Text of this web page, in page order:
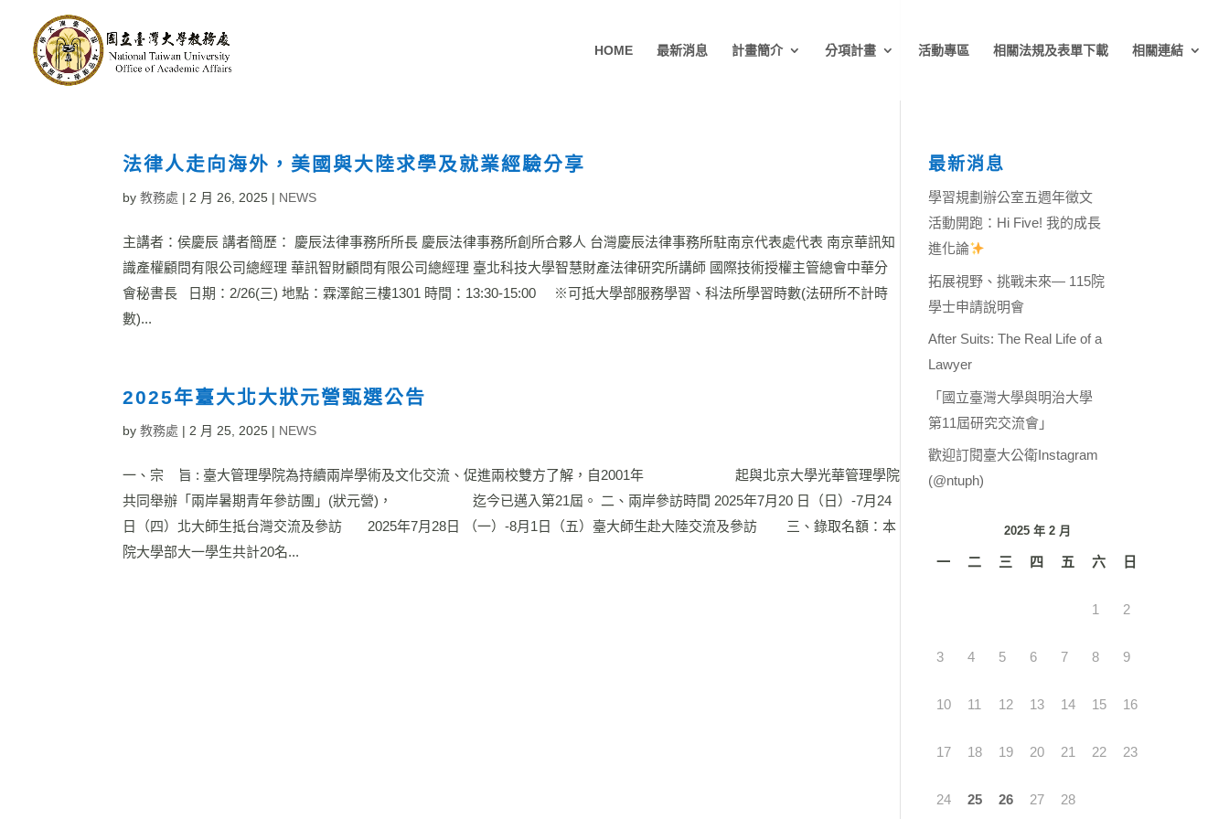
HOME 最新消息 計畫簡介 分項計畫 活動專區 相關法規及表單下載 相關連結
法律人走向海外，美國與大陸求學及就業經驗分享
by教務處 | 2 月 26, 2025 | NEWS
主講者：侯慶辰 講者簡歷： 慶辰法律事務所所長 慶辰法律事務所創所合夥人 台灣慶辰法律事務所駐南京代表處代表 南京華訊知
識產權顧問有限公司總經理 華訊智財顧問有限公司總經理 臺北科技大學智慧財產法律研究所講師 國際技術授權主管總會中華分
會秘書長 日期：2/26(三) 地點：霖澤館三樓1301 時間：13:30-15:00 ※可抵大學部服務學習、科法所學習時數(法研所不計時
數)...
2025年臺大北大狀元營甄選公告
by教務處 | 2 月 25, 2025 | NEWS
一、宗 旨 : 臺大管理學院為持續兩岸學術及文化交流、促進兩校雙方了解，自2001年 起與北京大學光華管理學院
共同舉辦「兩岸暑期青年參訪團」(狀元營)， 迄今已邁入第21屆。 二、兩岸參訪時間 2025年7月20 日（日）-7月24
日（四）北大師生抵台灣交流及參訪 2025年7月28日 （一）-8月1日（五）臺大師生赴大陸交流及參訪 三、錄取名額：本
院大學部大一學生共計20名...
最新消息
學習規劃辦公室五週年徵文
活動開跑：Hi Five! 我的成長
進化論
拓展視野、挑戰未來— 115院
學士申請說明會
After Suits: The Real Life of a
Lawyer
「國立臺灣大學與明治大學
第11屆研究交流會」
歡迎訂閱臺大公衛Instagram
(@ntuph)
2025 年 2 月
一 二 三 四 五 六 日
1 2
3 4 5 6 7 8 9
10 11 12 13 14 15 16
17 18 19 20 21 22 23
24 25 26 27 28